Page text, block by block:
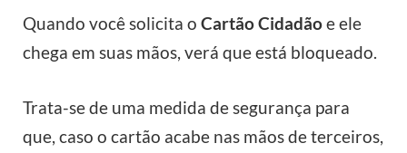
Quando você solicita o Cartão Cidadãoe ele
chega em suas mãos, verá que está bloqueado.
Trata-se de uma medida de segurança para
que, caso o cartão acabe nas mãos de terceiros,